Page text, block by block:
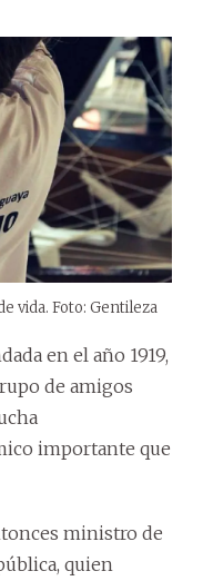
vida. Foto: Gentileza
en el año 1919,
de amigos
importante que
ministro de
quien